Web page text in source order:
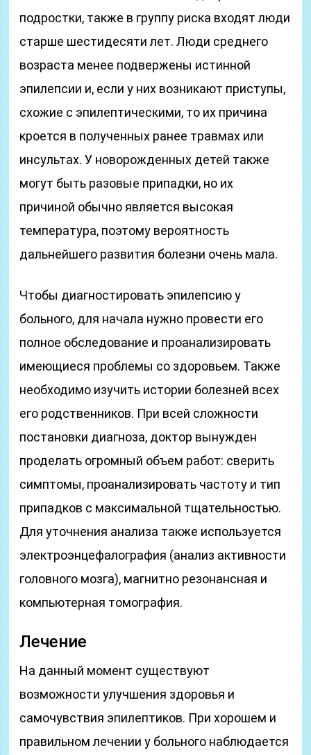
подростки, также в группу риска входят люди
старше шестидесяти лет. Люди среднего
возраста менее подвержены истинной
эпилепсии и, если у них возникают приступы,
схожие с эпилептическими, то их причина
кроется в полученных ранее травмах или
инсультах. У новорожденных детей также
могут быть разовые припадки, но их
причиной обычно является высокая
температура, поэтому вероятность
дальнейшего развития болезни очень мала.
Чтобы диагностировать эпилепсию у
больного, для начала нужно провести его
полное обследование и проанализировать
имеющиеся проблемы со здоровьем. Также
необходимо изучить истории болезней всех
его родственников. При всей сложности
постановки диагноза, доктор вынужден
проделать огромный объем работ: сверить
симптомы, проанализировать частоту и тип
припадков с максимальной тщательностью.
Для уточнения анализа также используется
электроэнцефалография (анализ активности
головного мозга), магнитно резонансная и
компьютерная томография.
Лечение
На данный момент существуют
возможности улучшения здоровья и
самочувствия эпилептиков. При хорошем и
правильном лечении у больного наблюдается